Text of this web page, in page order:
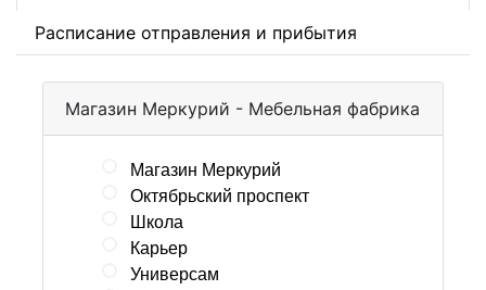
Расписание отправления и прибытия
Магазин Меркурий - Мебельная фабрика
Магазин Меркурий
Октябрьский проспект
Школа
Карьер
Универсам